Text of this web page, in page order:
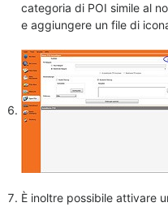
categoria di POI simile al
e aggiungere un file di
È inoltre possibile attivare